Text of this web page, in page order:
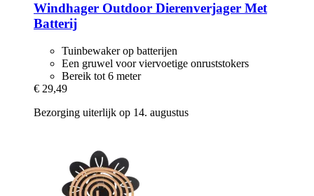
Windhager Outdoor Dierenverjager Met
Batterij
Tuinbewaker op batterijen
Een gruwel voor viervoetige onruststokers
Bereik tot 6 meter
€ 29,49
Bezorging uiterlijk op 14. augustus